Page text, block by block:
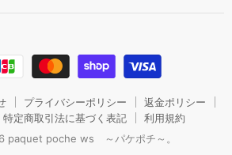
プライバシーポリシー
返金ポリシー
特定商取引法に基づく表記
利用規約
paquet poche ws ～パケポチ～。